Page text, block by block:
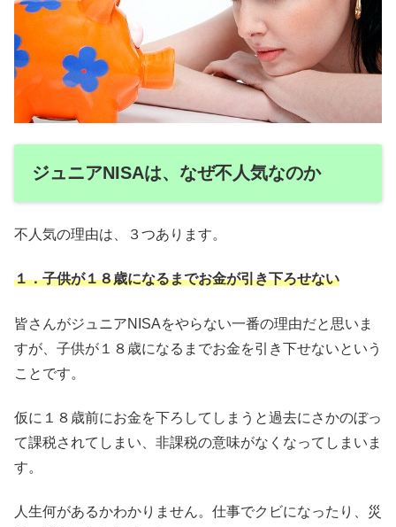
ジュニアNISAは、なぜ不人気なのか
不人気の理由は、３つあります。
１．子供が１８歳になるまでお金が引き下ろせない
皆さんがジュニアNISAをやらない一番の理由だと思いま
すが、子供が１８歳になるまでお金を引き下せないという
ことです。
仮に１８歳前にお金を下ろしてしまうと過去にさかのぼっ
て課税されてしまい、非課税の意味がなくなってしまいま
す。
人生何があるかわかりません。仕事でクビになったり、災